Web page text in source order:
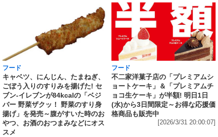
フード
キャベツ、にんじん、たまねぎ、
ごぼう入りのすりみを揚げた! セ
ブン‐イレブンが84kcalの「ベジ
バー 野菜ザクッ！ 野菜のすり身
揚げ」を発売～腹がすいた時のお
やつ、お酒のおつまみなどにオス
スメ
フード
不二家洋菓子店の「プレミアムシ
ョートケーキ」＆「プレミアムチ
ョコ生ケーキ」が半額! 明日1日
(水)から3日間限定～お得な応援価
格商品も販売中
[2026/3/31 20:00:07]